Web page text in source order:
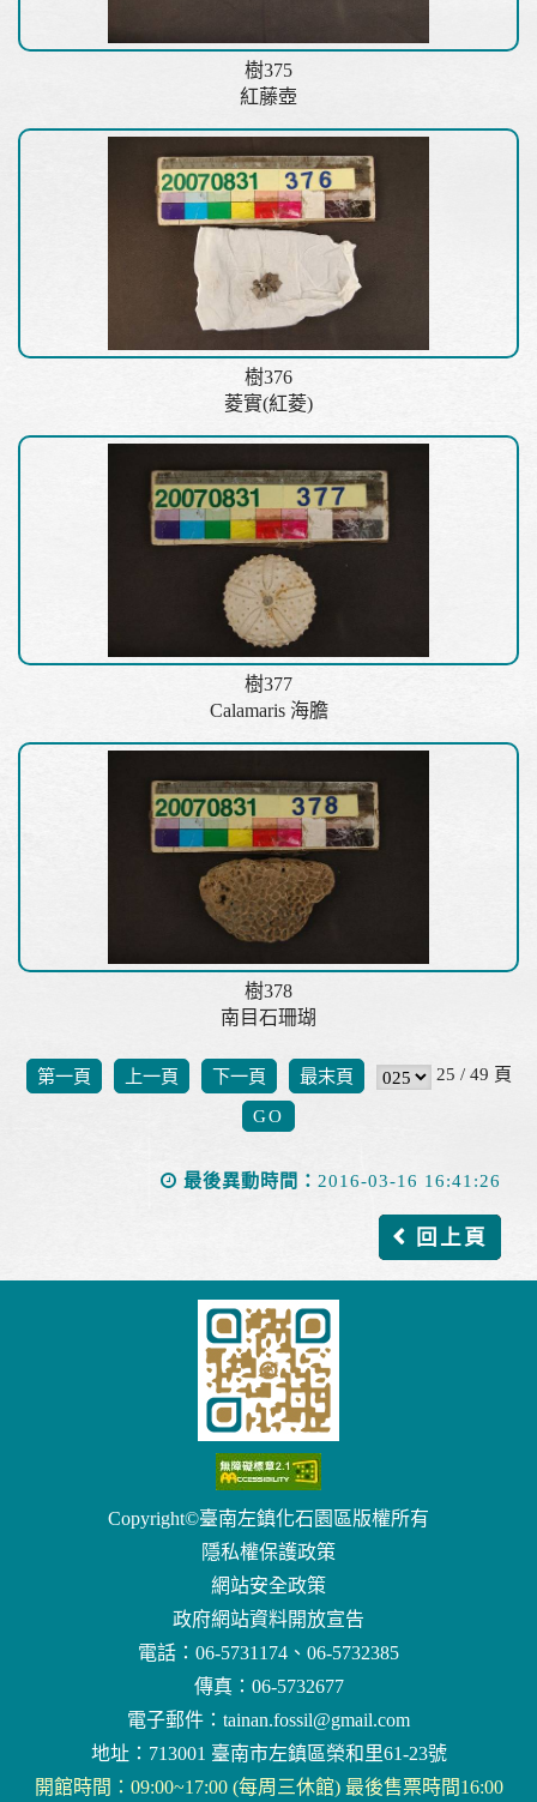
樹375
紅藤壺
樹376
菱實(紅菱)
樹377
Calamaris 海膽
樹378
南目石珊瑚
第一頁 上一頁 下一頁 最末頁 25 / 49 頁
最後異動時間： 2016-03-16 16:41:26
回上頁
Copyright©臺南左鎮化石園區版權所有
隱私權保護政策
網站安全政策
政府網站資料開放宣告
電話：06-5731174、06-5732385
傳真：06-5732677
電子郵件： tainan.fossil@gmail.com
地址：713001 臺南市左鎮區榮和里61-23號
開館時間：09:00~17:00 (每周三休館) 最後售票時間16:00